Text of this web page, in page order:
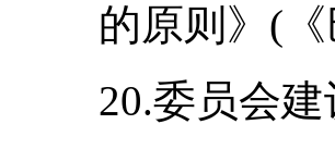
的原则》(
20.委员会